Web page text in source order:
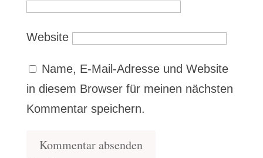
Website
Name, E-Mail-Adresse und Website
in diesem Browser für meinen nächsten
Kommentar speichern.